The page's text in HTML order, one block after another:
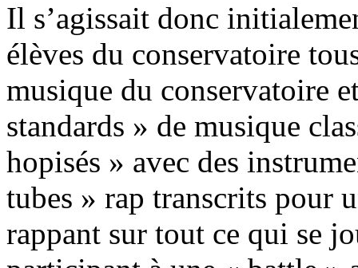
Il s’agissait donc
élèves du conservatoire
musique du conservatoire
standards » de musique
hopisés » avec des
tubes » rap transcrits pour
rappant sur tout ce qui se